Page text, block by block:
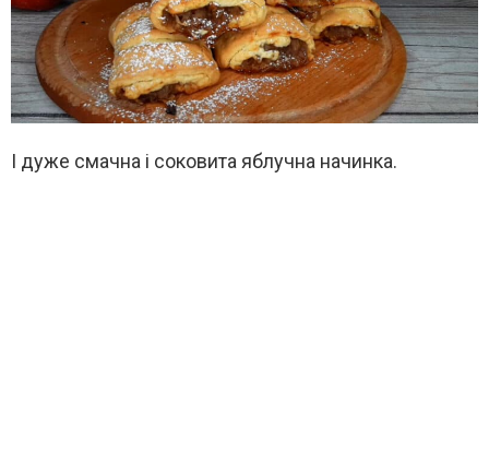
І дуже смачна і соковита яблучна начинка.